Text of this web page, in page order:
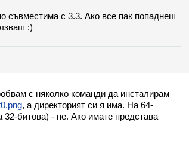
съвместима с 3.3. Ако все пак попаднеш
:)
с няколко команди да инсталирам
, а директорият си я има. На 64-
битова) - не. Ако имате представа